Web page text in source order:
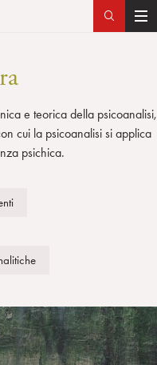
T
e
n
n
e teorica della psicoanalisi,
cui la psicoanalisi si applica
psichica.​